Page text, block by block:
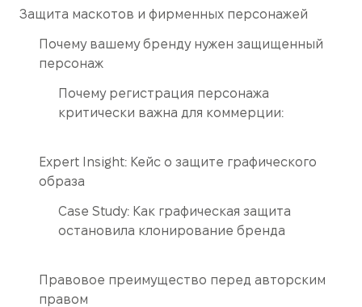
Защита маскотов и фирменных персонажей
Почему вашему бренду нужен защищенный
персонаж
Почему регистрация персонажа
критически важна для коммерции:
Expert Insight: Кейс о защите графического
образа
Case Study: Как графическая защита
остановила клонирование бренда
Правовое преимущество перед авторским
правом